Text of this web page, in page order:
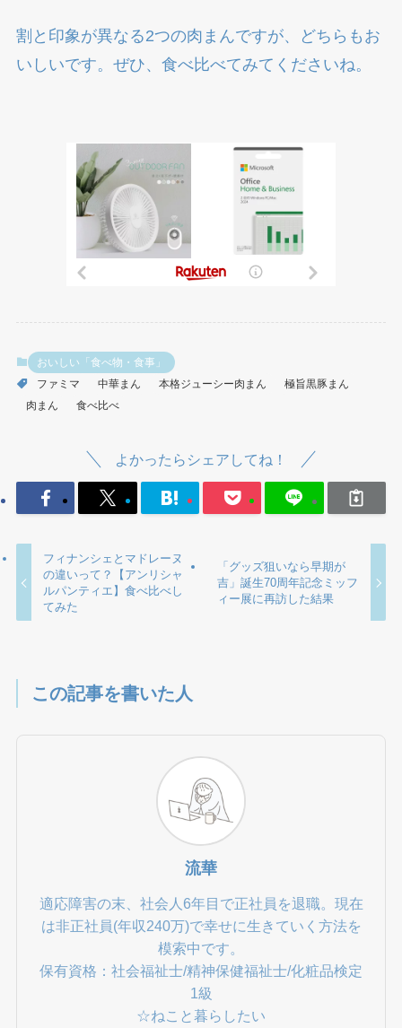
割と印象が異なる2つの肉まんですが、どちらもお
いしいです。ぜひ、食べ比べてみてくださいね。
おいしい「食べ物・食事」
ファミマ
中華まん 本格ジューシー肉まん
極旨黒豚まん
肉まん
食べ比べ
よかったらシェアしてね！
フィナンシェとマドレーヌ
の違いって？【アンリシャ
ルパンティエ】食べ比べし
てみた
「グッズ狙いなら早期が
吉」誕生70周年記念ミッフ
ィー展に再訪した結果
この記事を書いた人
流華
適応障害の末、社会人6年目で正社員を退職。現在
は非正社員(年収240万)で幸せに生きていく方法を
模索中です。
保有資格：社会福祉士/精神保健福祉士/化粧品検定
1級
☆ねこと暮らしたい